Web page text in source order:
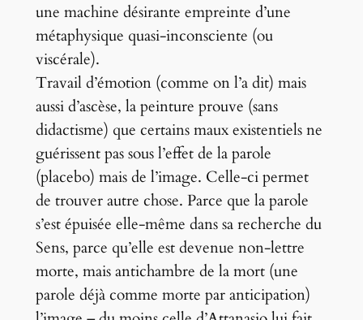
une machine désirante empreinte d’une
métaphysique quasi-inconsciente (ou
viscérale).
Travail d’émotion (comme on l’a dit) mais
aussi d’ascèse, la peinture prouve (sans
didactisme) que certains maux existentiels ne
guérissent pas sous l’effet de la parole
(placebo) mais de l’image. Celle-ci permet
de trouver autre chose. Parce que la parole
s’est épuisée elle-même dans sa recherche du
Sens, parce qu’elle est devenue non-lettre
morte, mais antichambre de la mort (une
parole déjà comme morte par anticipation)